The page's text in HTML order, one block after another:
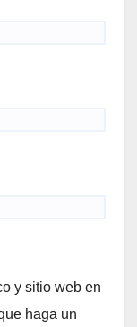
y sitio web en
haga un